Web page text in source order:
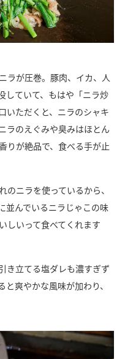
ラが圧巻。豚肉、イカ、人
していて、もはや「ニラ炒
いただくと、ニラのシャキ
ラのえぐみや臭みはほとん
りが絶品で、食べる手が止
のニラを使っているから、
並んでいるニラじゃこの味
しいって食べてくれます
き立てる塩ダレも濃すぎず
爽やかな風味が加わり、